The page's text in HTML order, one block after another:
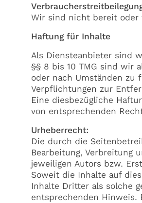
Wir sind nicht bereit oder
Haftung für Inhalte
Als Diensteanbieter sind
§§ 8 bis 10 TMG sind wir
oder nach Umständen zu
Verpflichtungen zur
Eine diesbezügliche
von entsprechenden
Urheberrecht:
Die durch die
Bearbeitung, Verbreitung
jeweiligen Autors bzw.
Soweit die Inhalte auf
Inhalte Dritter als solche
entsprechenden Hinweis.